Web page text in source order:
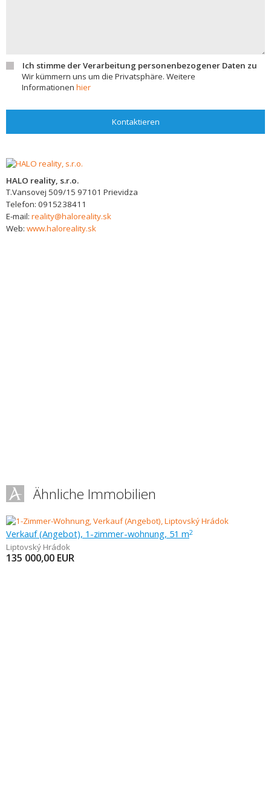
Ich stimme der Verarbeitung personenbezogener Daten zu
Wir kümmern uns um die Privatsphäre. Weitere
Informationen hier
Kontaktieren
HALO reality, s.r.o.
T.Vansovej 509/15 97101 Prievidza
Telefon: 0915238411
E-mail: reality@haloreality.sk
Web: www.haloreality.sk
Ähnliche Immobilien
Verkauf (Angebot), 1-zimmer-wohnung, 51 m2
Liptovský Hrádok
135 000,00 EUR